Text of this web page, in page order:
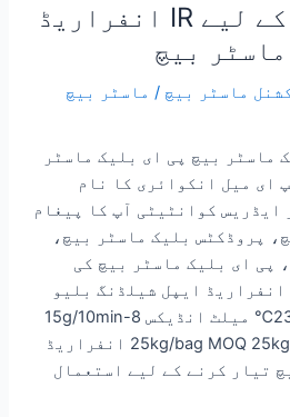
ویلڈنگ ہیلمٹ کے لیے IR انفراریڈ
بیچ
ماسٹر بیچ / ماسٹر بیچ
ماسٹر بیچ پی ای بلیک ماسٹر
ای میل انکوائری کا نام
ایڈریس کوانٹیٹی آپ کا پیغام
پروڈکٹس بلیک ماسٹر بیچ،
پی ای بلیک ماسٹر بیچ کی
انفراریڈ ایپل شیلڈنگ بلیو
شیلڈنگ پوائنٹ 220~230℃ میلٹ انڈیکس 8-15g/10min
کثافت 1.3g/cm3 پیکنگ 25kg/bag MOQ 25kg انفراریڈ
تیار کرنے کے لیے استعمال